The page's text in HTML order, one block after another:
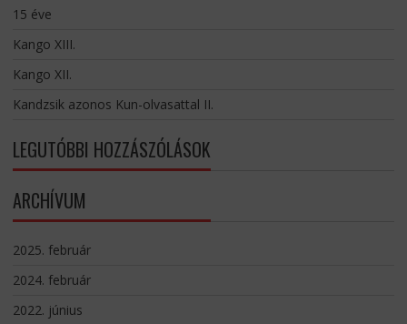
15 éve
Kango XIII.
Kango XII.
Kandzsik azonos Kun-olvasattal II.
LEGUTÓBBI HOZZÁSZÓLÁSOK
ARCHÍVUM
2025. február
2024. február
2022. június